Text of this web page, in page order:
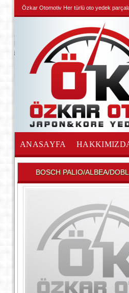
Özkar Otomotiv Her türlü oto yedek
ANASAYFA
İLETİŞİM
BOSCH PALIO/ALBEA/